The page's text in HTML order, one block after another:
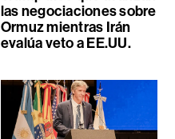
las negociaciones sobre
Ormuz mientras Irán
evalúa veto a EE.UU.